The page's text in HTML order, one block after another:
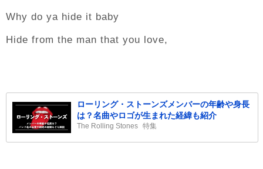
Why do ya hide it baby
Hide from the man that you love,
ローリング・ストーンズメンバーの年齢や身長
は？名曲やロゴが生まれた経緯も紹介
The Rolling Stones 特集